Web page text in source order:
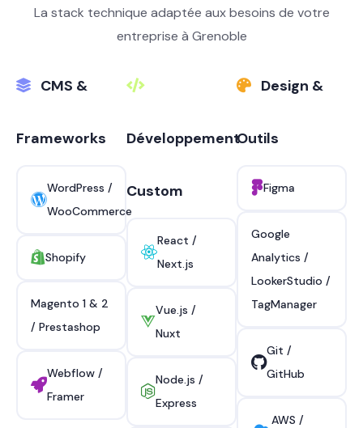
La stack technique adaptée aux besoins de votre
entreprise à Grenoble
CMS &
Frameworks
WordPress /
WooCommerce
Shopify
Magento 1 & 2
/ Prestashop
Webflow /
Framer
Développement
Custom
React /
Next.js
Vue.js /
Nuxt
Node.js /
Express
Design &
Outils
Figma
Google
Analytics /
LookerStudio /
TagManager
Git /
GitHub
AWS /